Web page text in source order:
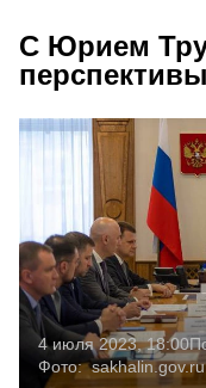
С Юрием
4 июля 2023, 18:00
Фото:sakhalin.gov.ru